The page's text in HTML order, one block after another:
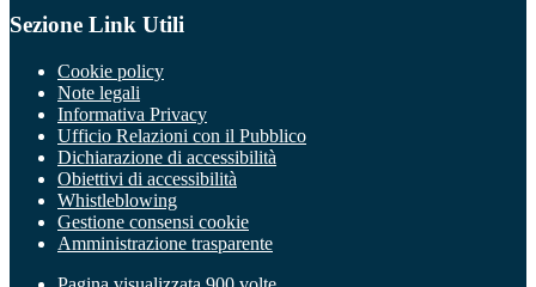
Sezione Link Utili
Cookie policy
Note legali
Informativa Privacy
Ufficio Relazioni con il Pubblico
Dichiarazione di accessibilità
Obiettivi di accessibilità
Whistleblowing
Gestione consensi cookie
Amministrazione trasparente